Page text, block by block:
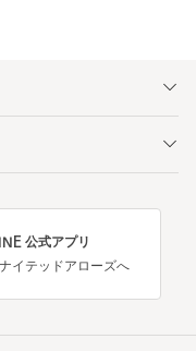
公式アプリ
イテッドアローズへ